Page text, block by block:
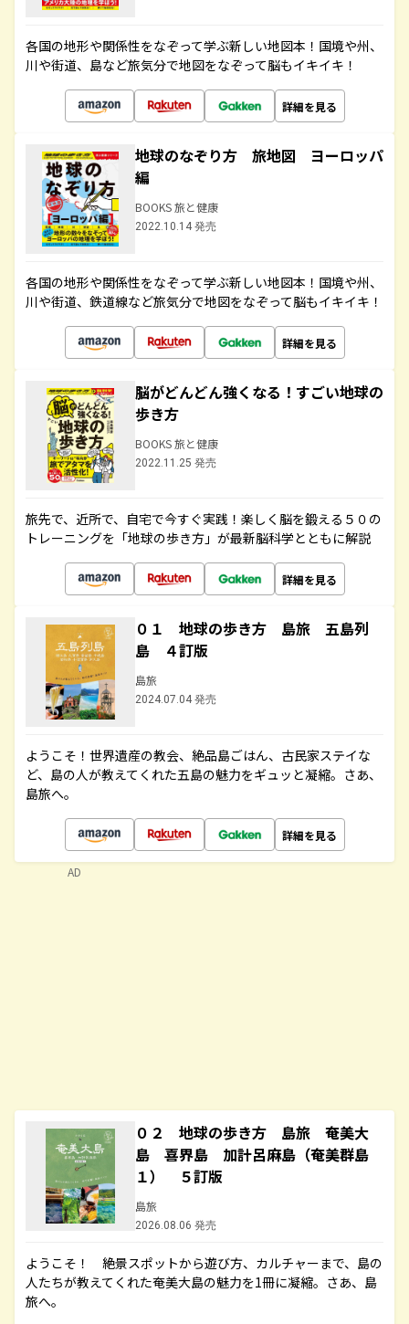
各国の地形や関係性をなぞって学ぶ新しい地図本！国境や州、
川や街道、島など旅気分で地図をなぞって脳もイキイキ！
詳細を見る
地球のなぞり方 旅地図 ヨーロッパ
編
BOOKS 旅と健康
2022.10.14 発売
各国の地形や関係性をなぞって学ぶ新しい地図本！国境や州、
川や街道、鉄道線など旅気分で地図をなぞって脳もイキイキ！
詳細を見る
脳がどんどん強くなる！すごい地球の
歩き方
BOOKS 旅と健康
2022.11.25 発売
旅先で、近所で、自宅で今すぐ実践！楽しく脳を鍛える５０の
トレーニングを「地球の歩き方」が最新脳科学とともに解説
詳細を見る
０１ 地球の歩き方 島旅 五島列
島 ４訂版
島旅
2024.07.04 発売
ようこそ！世界遺産の教会、絶品島ごはん、古民家ステイな
ど、島の人が教えてくれた五島の魅力をギュッと凝縮。さあ、
島旅へ。
詳細を見る
０２ 地球の歩き方 島旅 奄美大
島 喜界島 加計呂麻島（奄美群島
１） ５訂版
島旅
2026.08.06 発売
ようこそ！ 絶景スポットから遊び方、カルチャーまで、島の
人たちが教えてくれた奄美大島の魅力を1冊に凝縮。さあ、島
旅へ。
AD